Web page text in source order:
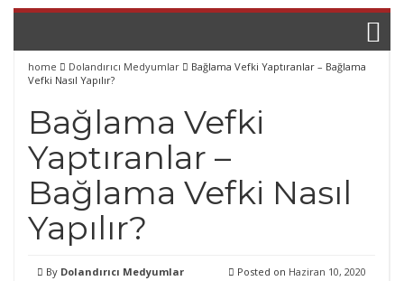
home Dolandırıcı Medyumlar
Bağlama Vefki Yaptıranlar – Bağlama
Vefki Nasıl Yapılır?
Bağlama Vefki
Yaptıranlar –
Bağlama Vefki Nasıl
Yapılır?
By Dolandırıcı Medyumlar Posted on Haziran 10, 2020